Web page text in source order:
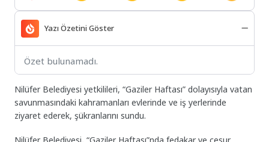
Yazı Özetini Göster
Özet bulunamadı.
Nilüfer Belediyesi yetkilileri, “Gaziler Haftası” dolayısıyla vatan
savunmasındaki kahramanları evlerinde ve iş yerlerinde
ziyaret ederek, şükranlarını sundu.